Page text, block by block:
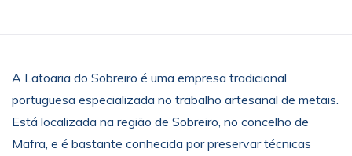
A Latoaria do Sobreiro é uma empresa tradicional
portuguesa especializada no trabalho artesanal de metais.
Está localizada na região de Sobreiro, no concelho de
Mafra, e é bastante conhecida por preservar técnicas